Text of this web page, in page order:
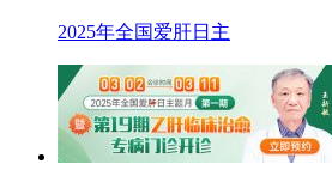
2025年全国爱肝日主